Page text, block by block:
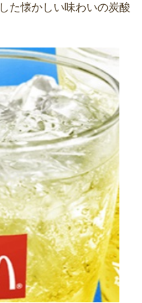
た懐かしい味わいの炭酸